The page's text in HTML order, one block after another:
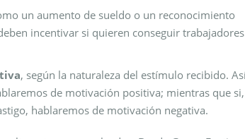
un aumento de sueldo o un reconocimiento
incentivar si quieren conseguir trabajadores
, según la naturaleza del estímulo recibido.
de motivación positiva; mientras que
hablaremos de motivación negativa.